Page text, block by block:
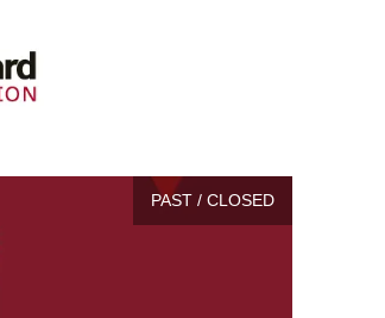
PAST / CLOSED